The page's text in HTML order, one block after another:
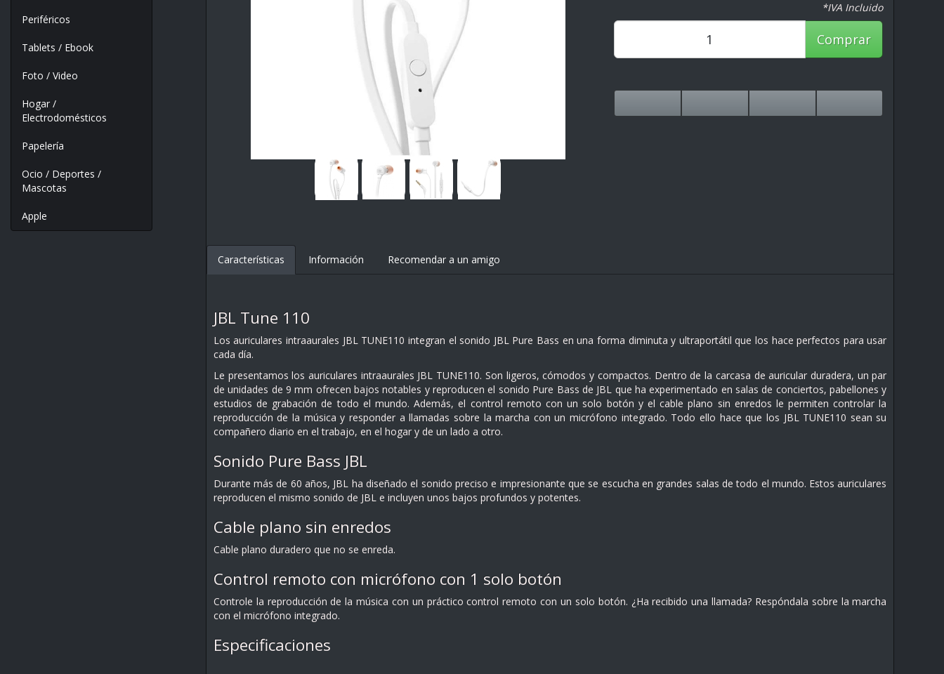
Periféricos
Tablets / Ebook
Foto / Video
Hogar /
Electrodomésticos
Papelería
Ocio / Deportes /
Mascotas
Apple
*IVA Incluido
Comprar
Características Información Recomendar a un amigo
JBL Tune 110
Los auriculares intraaurales JBL TUNE110 integran el sonido JBL Pure Bass en una forma diminuta y ultraportátil que los hace perfectos para usar
cada día.
Le presentamos los auriculares intraaurales JBL TUNE110. Son ligeros, cómodos y compactos. Dentro de la carcasa de auricular duradera, un par
de unidades de 9 mm ofrecen bajos notables y reproducen el sonido Pure Bass de JBL que ha experimentado en salas de conciertos, pabellones y
estudios de grabación de todo el mundo. Además, el control remoto con un solo botón y el cable plano sin enredos le permiten controlar la
reproducción de la música y responder a llamadas sobre la marcha con un micrófono integrado. Todo ello hace que los JBL TUNE110 sean su
compañero diario en el trabajo, en el hogar y de un lado a otro.
Sonido Pure Bass JBL
Durante más de 60 años, JBL ha diseñado el sonido preciso e impresionante que se escucha en grandes salas de todo el mundo. Estos auriculares
reproducen el mismo sonido de JBL e incluyen unos bajos profundos y potentes.
Cable plano sin enredos
Cable plano duradero que no se enreda.
Control remoto con micrófono con 1 solo botón
Controle la reproducción de la música con un práctico control remoto con un solo botón. ¿Ha recibido una llamada? Respóndala sobre la marcha
con el micrófono integrado.
Especificaciones